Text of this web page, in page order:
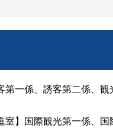
第一係、誘客第二係、観
】国際観光第一係、国